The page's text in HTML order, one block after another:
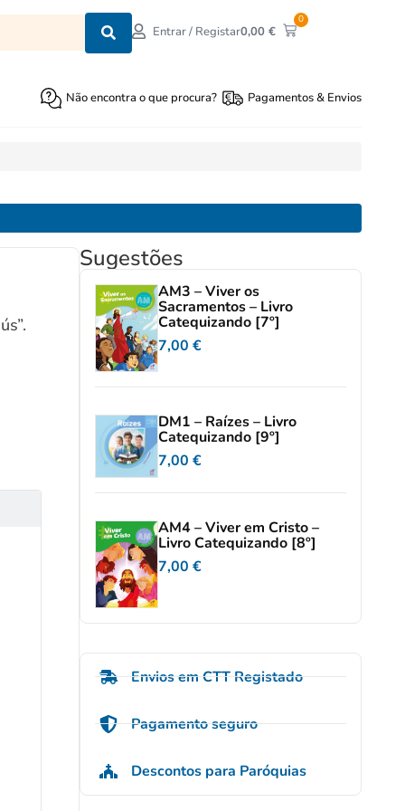
Entrar / Registar0,00€
0
Não encontra o que procura? Pagamentos & Envios
Sugestões
AM3 – Viver os
Sacramentos – Livro
Catequizando [7º]
7,00 €
DM1 – Raízes – Livro
Catequizando [9º]
7,00 €
AM4 – Viver em Cristo –
Livro Catequizando [8º]
7,00 €
Envios em CTT Registado
Pagamento seguro
Descontos para Paróquias